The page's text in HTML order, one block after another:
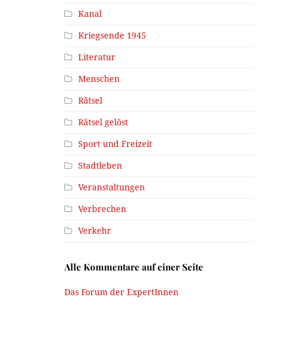
Kanal
Kriegsende 1945
Literatur
Menschen
Rätsel
Rätsel gelöst
Sport und Freizeit
Stadtleben
Veranstaltungen
Verbrechen
Verkehr
Alle Kommentare auf einer Seite
Das Forum der ExpertInnen